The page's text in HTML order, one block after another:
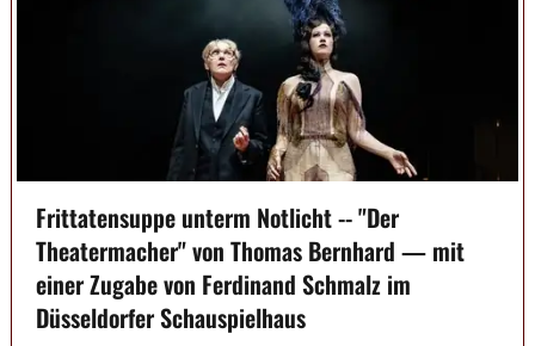
Frittatensuppe unterm Notlicht -- "Der
Theatermacher" von Thomas Bernhard — mit
einer Zugabe von Ferdinand Schmalz im
Düsseldorfer Schauspielhaus